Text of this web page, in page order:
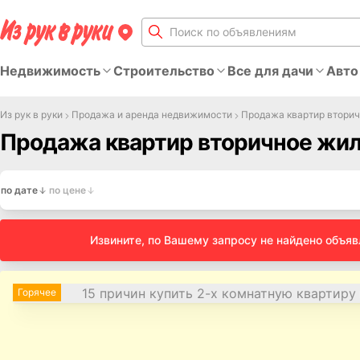
Недвижимость Строительство Все для дачи
Из рук в руки Продажа и аренда недвижимости Продажа квартир
Продажа квартир вторичное
по дате по цене
Извините, по Вашему запросу не найдено
Горячее